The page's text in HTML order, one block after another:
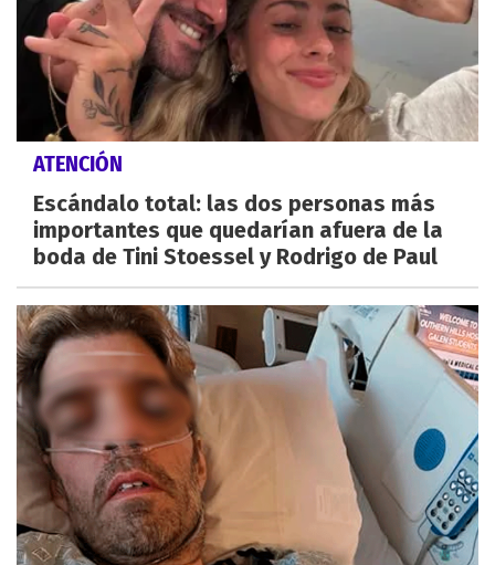
ATENCIÓN
Escándalo total: las dos personas más
importantes que quedarían afuera de la
boda de Tini Stoessel y Rodrigo de Paul